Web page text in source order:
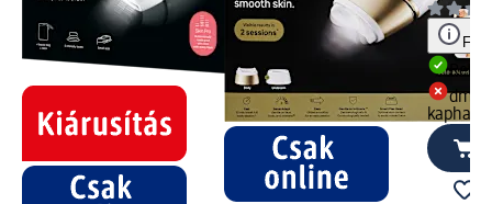
dm
kapható